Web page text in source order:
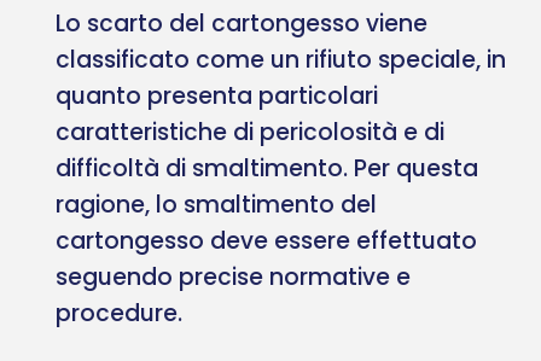
Lo scarto del cartongesso viene
classificato come un rifiuto speciale, in
quanto presenta particolari
caratteristiche di pericolosità e di
difficoltà di smaltimento. Per questa
ragione, lo smaltimento del
cartongesso deve essere effettuato
seguendo precise normative e
procedure.